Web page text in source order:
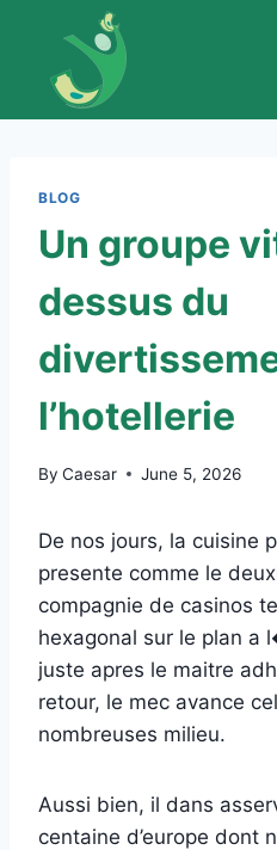
content
BLOG
Un groupe
dessus du
l’hotellerie
By Caesar June 5, 2026
De nos jours, la cuisine
presente comme le
compagnie de casinos
hexagonal sur le plan a
juste apres le maitre
retour, le mec avance
nombreuses milieu.
Aussi bien, il dans
centaine d’europe dont